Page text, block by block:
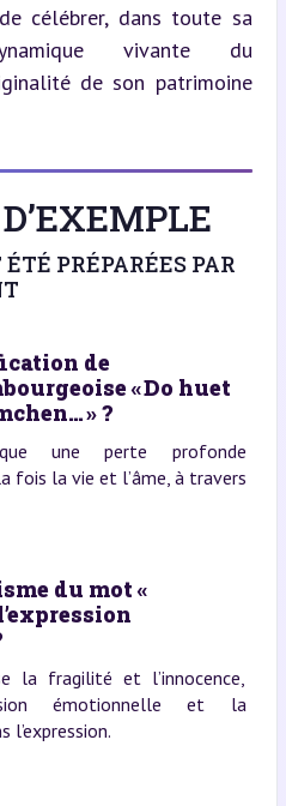
célébrer, dans toute sa
vivante du
de son patrimoine
PRÉPARÉES PAR
de
« Do huet
» ?
une perte profonde
fois la vie et l’âme, à travers
du mot «
la fragilité et l’innocence,
émotionnelle et la
l’expression.